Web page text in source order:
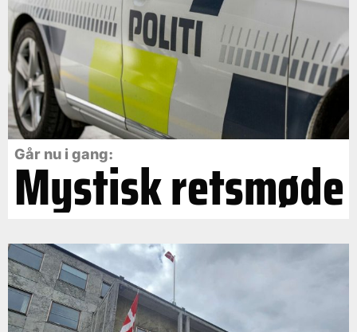
Går nu i gang:
Mystisk retsmøde